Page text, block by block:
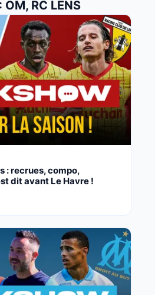
OM, RC LENS
: recrues, compo,
dit avant Le Havre !